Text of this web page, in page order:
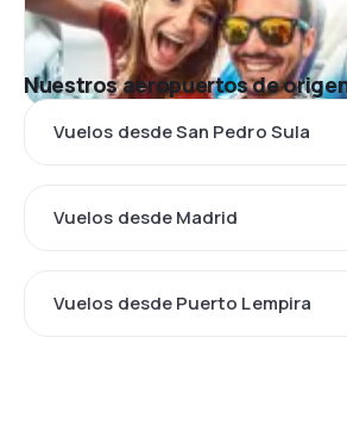
Nuestros aeropuertos de
Vuelos desde San Pedro Sula
Vuelos desde Madrid
Vuelos desde Puerto Lempira